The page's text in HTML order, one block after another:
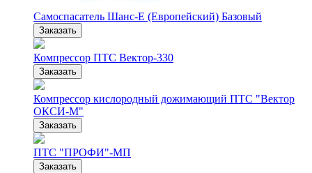
Самоспасатель Шанс-Е (Европейский) Базовый
Заказать
Компрессор ПТС Вектор-330
Заказать
Компрессор кислородный дожимающий ПТС "Вектор
ОКСИ-М"
Заказать
ПТС "ПРОФИ"-МП
Заказать